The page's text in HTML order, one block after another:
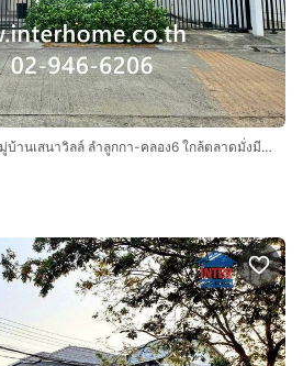
บ้านเดี่ยว 2 ชั้น 38.2 ตร.ว. หมู่บ้านเสนาวิลล์ ลำลูกกา-คลอง6 ใกล้ตลาดมั่งมีทรัพย์ มาร์เก็ต ซอยบึงคำพร้อย ถนนเทศบาลลำลูกกา1 ถนนลำลูกกา